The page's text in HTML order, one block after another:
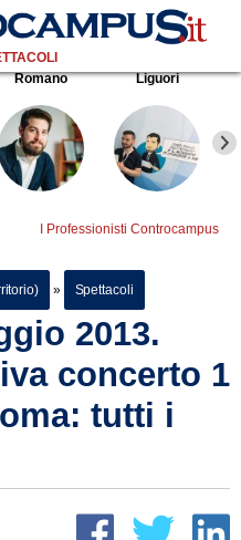
Romano Liguori
I Professionisti Controcampus
» Spettacoli
2013.
concerto 1
tutti i